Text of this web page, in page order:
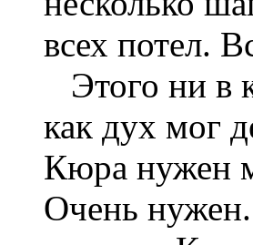
всех потел.
Этого ни в
как дух мог
Кюра нужен
Очень